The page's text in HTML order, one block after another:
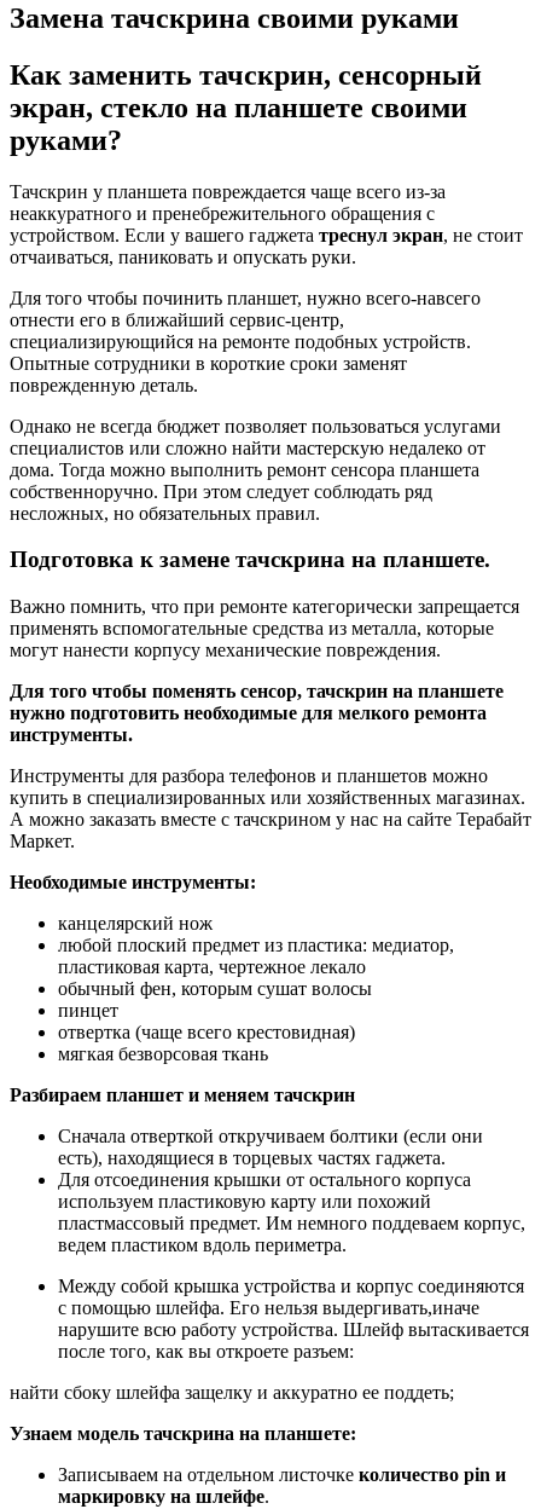
Замена тачскрина своими руками
Как заменить тачскрин, сенсорный
экран, стекло на планшете своими
руками?
Тачскрин у планшета повреждается чаще всего из-за
неаккуратного и пренебрежительного обращения с
устройством. Если у вашего гаджета треснул экран, не стоит
отчаиваться, паниковать и опускать руки.
Для того чтобы починить планшет, нужно всего-навсего
отнести его в ближайший сервис-центр,
специализирующийся на ремонте подобных устройств.
Опытные сотрудники в короткие сроки заменят
поврежденную деталь.
Однако не всегда бюджет позволяет пользоваться услугами
специалистов или сложно найти мастерскую недалеко от
дома. Тогда можно выполнить ремонт сенсора планшета
собственноручно. При этом следует соблюдать ряд
несложных, но обязательных правил.
Подготовка к замене тачскрина на планшете.
Важно помнить, что при ремонте категорически запрещается
применять вспомогательные средства из металла, которые
могут нанести корпусу механические повреждения.
Для того чтобы поменять сенсор, тачскрин на планшете
нужно подготовить необходимые для мелкого ремонта
инструменты.
Инструменты для разбора телефонов и планшетов можно
купить в специализированных или хозяйственных магазинах.
А можно заказать вместе с тачскрином у нас на сайте Терабайт
Маркет.
Необходимые инструменты:
канцелярский нож
любой плоский предмет из пластика: медиатор,
пластиковая карта, чертежное лекало
обычный фен, которым сушат волосы
пинцет
отвертка (чаще всего крестовидная)
мягкая безворсовая ткань
Разбираем планшет и меняем тачскрин
Сначала отверткой откручиваем болтики (если они
есть), находящиеся в торцевых частях гаджета.
Для отсоединения крышки от остального корпуса
используем пластиковую карту или похожий
пластмассовый предмет. Им немного поддеваем корпус,
ведем пластиком вдоль периметра.
Между собой крышка устройства и корпус соединяются
с помощью шлейфа. Его нельзя выдергивать,иначе
нарушите всю работу устройства. Шлейф вытаскивается
после того, как вы откроете разъем:
найти сбоку шлейфа защелку и аккуратно ее поддеть;
Узнаем модель тачскрина на планшете:
Записываем на отдельном листочке количество pin и
маркировку на шлейфе.